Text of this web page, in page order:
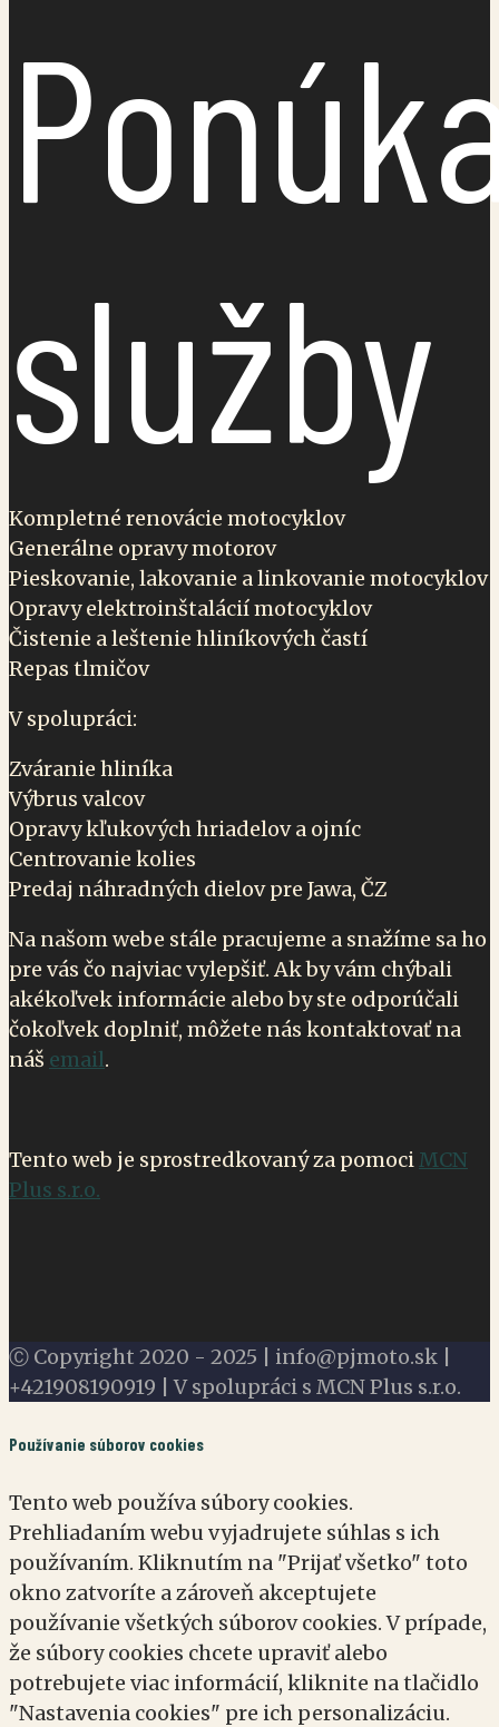
služby
Kompletné renovácie motocyklov
Generálne opravy motorov
Pieskovanie, lakovanie a linkovanie motocyklov
Opravy elektroinštalácií motocyklov
Čistenie a leštenie hliníkových častí
Repas tlmičov
V spolupráci:
Zváranie hliníka
Výbrus valcov
Opravy kľukových hriadelov a ojníc
Centrovanie kolies
Predaj náhradných dielov pre Jawa, ČZ
Na našom webe stále pracujeme a snažíme sa ho
pre vás čo najviac vylepšiť. Ak by vám chýbali
akékoľvek informácie alebo by ste odporúčali
čokoľvek doplniť, môžete nás kontaktovať na
náš email.
Tento web je sprostredkovaný za pomociMCN
Plus s.r.o.
Ⓒ Copyright 2020 - 2025 | info@pjmoto.sk |
+421908190919 | V spolupráci s MCN Plus s.r.o.
Používanie súborov cookies
Tento web používa súbory cookies.
Prehliadaním webu vyjadrujete súhlas s ich
používaním. Kliknutím na "Prijať všetko" toto
okno zatvoríte a zároveň akceptujete
používanie všetkých súborov cookies. V prípade,
že súbory cookies chcete upraviť alebo
potrebujete viac informácií, kliknite na tlačidlo
"Nastavenia cookies" pre ich personalizáciu.